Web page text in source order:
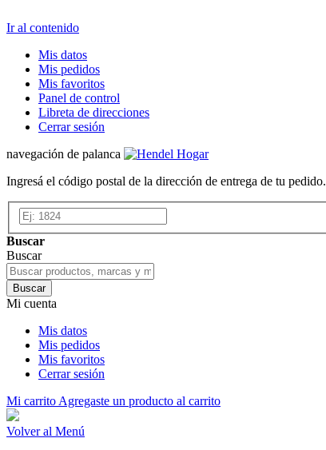
Ir al contenido
Mis datos
Mis pedidos
Mis favoritos
Panel de control
Libreta de direcciones
Cerrar sesión
navegación de palanca
Ingresá el código postal de la dirección de entrega de tu pedido.
Buscar
Buscar
Buscar
Mi cuenta
Mis datos
Mis pedidos
Mis favoritos
Cerrar sesión
Mi carrito Agregaste un producto al carrito
Volver al Menú